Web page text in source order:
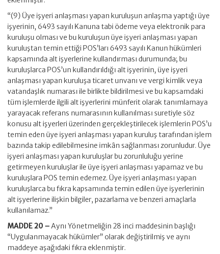
“(9) Üye işyeri anlaşması yapan kuruluşun anlaşma yaptığı üye
işyerinin, 6493 sayılı Kanuna tabi ödeme veya elektronik para
kuruluşu olması ve bu kuruluşun üye işyeri anlaşması yapan
kuruluştan temin ettiği POS’ları 6493 sayılı Kanun hükümleri
kapsamında alt işyerlerine kullandırması durumunda; bu
kuruluşlarca POS’un kullandırıldığı alt işyerinin, üye işyeri
anlaşması yapan kuruluşa ticaret unvanı ve vergi kimlik veya
vatandaşlık numarası ile birlikte bildirilmesi ve bu kapsamdaki
tüm işlemlerde ilgili alt işyerlerini münferit olarak tanımlamaya
yarayacak referans numarasının kullanılması suretiyle söz
konusu alt işyerleri üzerinden gerçekleştirilecek işlemlerin POS’u
temin eden üye işyeri anlaşması yapan kuruluş tarafından işlem
bazında takip edilebilmesine imkân sağlanması zorunludur. Üye
işyeri anlaşması yapan kuruluşlar bu zorunluluğu yerine
getirmeyen kuruluşlar ile üye işyeri anlaşması yapamaz ve bu
kuruluşlara POS temin edemez. Üye işyeri anlaşması yapan
kuruluşlarca bu fıkra kapsamında temin edilen üye işyerlerinin
alt işyerlerine ilişkin bilgiler, pazarlama ve benzeri amaçlarla
kullanılamaz.”
MADDE 20 –Aynı Yönetmeliğin 28 inci maddesinin başlığı
“Uygulanmayacak hükümler” olarak değiştirilmiş ve aynı
maddeye aşağıdaki fıkra eklenmiştir.